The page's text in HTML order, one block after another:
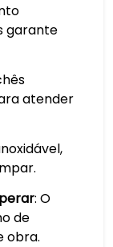
garante
atender
: O
de
obra.